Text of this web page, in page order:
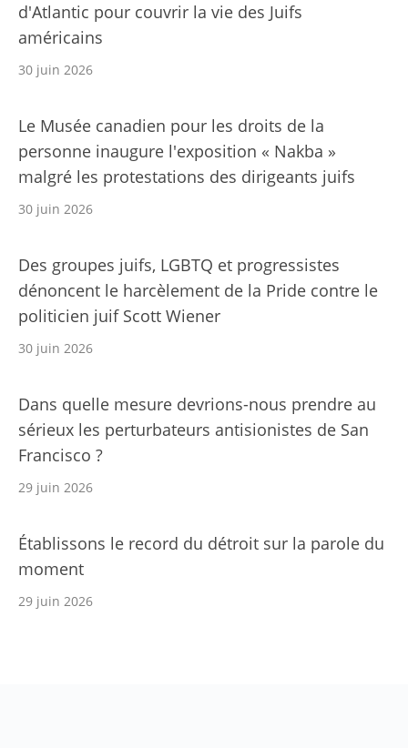
d'Atlantic pour couvrir la vie des Juifs
américains
30 juin 2026
Le Musée canadien pour les droits de la
personne inaugure l'exposition « Nakba »
malgré les protestations des dirigeants juifs
30 juin 2026
Des groupes juifs, LGBTQ et progressistes
dénoncent le harcèlement de la Pride contre le
politicien juif Scott Wiener
30 juin 2026
Dans quelle mesure devrions-nous prendre au
sérieux les perturbateurs antisionistes de San
Francisco ?
29 juin 2026
Établissons le record du détroit sur la parole du
moment
29 juin 2026